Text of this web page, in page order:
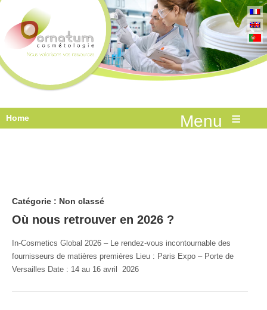
Home ≡
Catégorie : Non classé
Où nous retrouver en 2026 ?
In-Cosmetics Global 2026 – Le rendez-vous incontournable des
fournisseurs de matières premières Lieu : Paris Expo – Porte de
Versailles Date : 14 au 16 avril 2026